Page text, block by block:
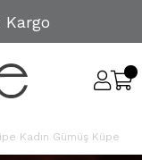
Kadın Gümüş Küpe